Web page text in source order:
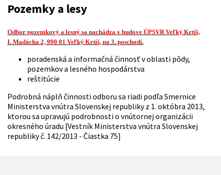
Pozemky a lesy
Odbor pozemkový a lesný sa nachádza v budove ÚPSVR Veľký Krtíš,
I. Madácha 2, 990 01 Veľký Krtíš, na 3. poschodí.
poradenská a informačná činnosť v oblasti pôdy,
pozemkov a lesného hospodárstva
reštitúcie
Podrobná náplň činnosti odboru sa riadi podľa Smernice
Ministerstva vnútra Slovenskej republiky z 1. októbra 2013,
ktorou sa upravujú podrobnosti o vnútornej organizácii
okresného úradu [Vestník Ministerstva vnútra Slovenskej
republiky č. 142/2013 - Čiastka 75]